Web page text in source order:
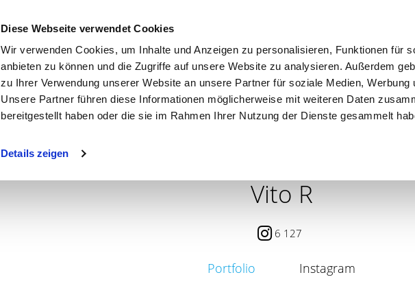
Diese Webseite verwendet Cookies
Wir verwenden Cookies, um Inhalte und Anzeigen zu personalisieren, Funktionen für
anbieten zu können und die Zugriffe auf unsere Website zu analysieren. Außerdem
zu Ihrer Verwendung unserer Website an unsere Partner für soziale Medien, Werbung
Unsere Partner führen diese Informationen möglicherweise mit weiteren Daten
bereitgestellt haben oder die sie im Rahmen Ihrer Nutzung der Dienste gesammelt
Details zeigen
Vito R
6 127
Portfolio Instagram